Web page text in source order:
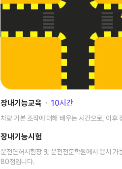
장내기능교육 ･ 10시간
차량 기본 조작에 대해 배우는 시간으로, 이후
장내기능시험
운전면허시험장 및 운전전문학원에서 응시
80점입니다.